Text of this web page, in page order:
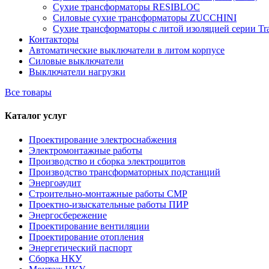
Сухие трансформаторы RESIBLOC
Силовые сухие трансформаторы ZUCCHINI
Сухие трансформаторы с литой изоляцией серии
Контакторы
Автоматические выключатели в литом корпусе
Силовые выключатели
Выключатели нагрузки
Все товары
Каталог услуг
Проектирование электроснабжения
Электромонтажные работы
Производство и сборка электрощитов
Производство трансформаторных подстанций
Энергоаудит
Строительно-монтажные работы СМР
Проектно-изыскательные работы ПИР
Энергосбережение
Проектирование вентиляции
Проектирование отопления
Энергетический паспорт
Сборка НКУ